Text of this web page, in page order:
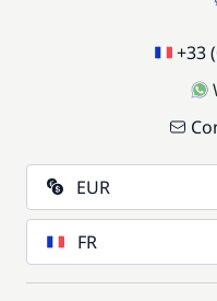
+33
EUR
FR